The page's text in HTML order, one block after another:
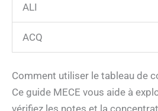
ALI
ACQ
Comment utiliser le tableau de
Ce guide MECE vous aide à